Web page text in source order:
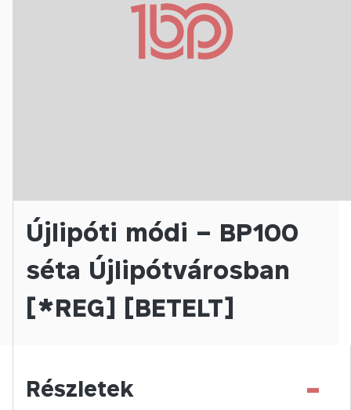
Újlipóti módi – BP100
séta Újlipótvárosban
[*REG] [BETELT]
Részletek -